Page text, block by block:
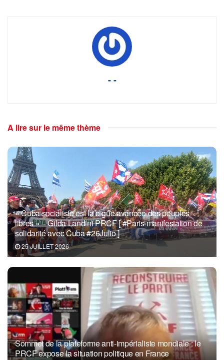
- -
A lire sur le même thème
« Cuba socialiste est la digue avancée des peuples
libres » – Gilda Landini PRCF [ #Paris manifestation de
solidarité avec Cuba #26Julio ]
25 JUILLET 2026
Sommet de la plateforme anti-impérialiste mondiale : le
PRCF expose la situation politique en France